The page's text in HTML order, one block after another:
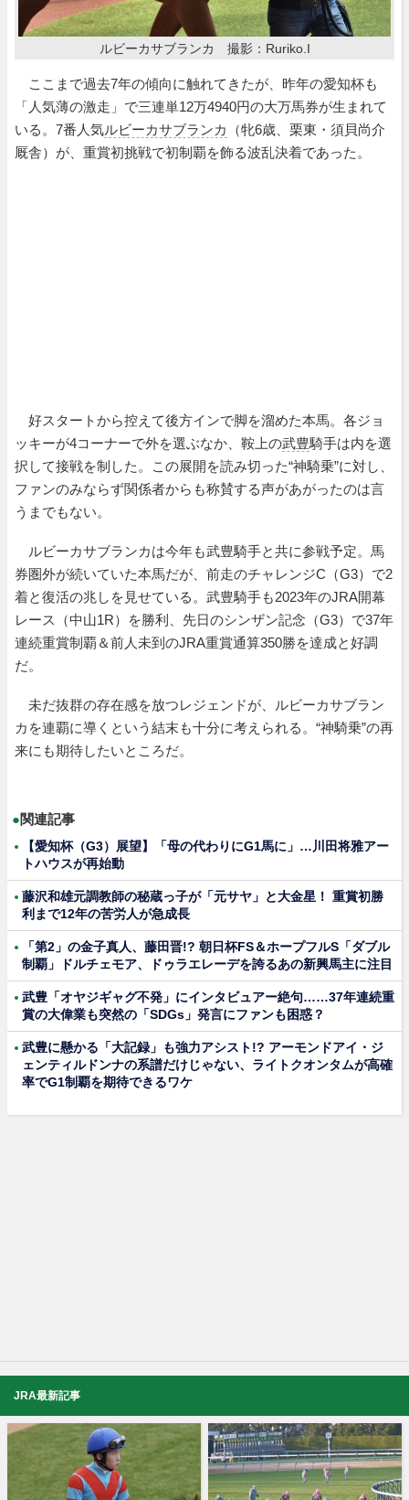
ルビーカサブランカ 撮影：Ruriko.I
ここまで過去7年の傾向に触れてきたが、昨年の愛知杯も
「人気薄の激走」で三連単12万4940円の大万馬券が生まれて
いる。7番人気ルビーカサブランカ
（牝6歳、栗東・須貝尚介
厩舎）が、重賞初挑戦で初制覇を飾る波乱決着であった。
好スタートから控えて後方インで脚を溜めた本馬。各ジョ
ッキーが4コーナーで外を選ぶなか、鞍上の武豊騎手は内を選
択して接戦を制した。この展開を読み切った“神騎乗”に対し、
ファンのみならず関係者からも称賛する声があがったのは言
うまでもない。
ルビーカサブランカは今年も武豊騎手と共に参戦予定。馬
券圏外が続いていた本馬だが、前走のチャレンジC（G3）で2
着と復活の兆しを見せている。武豊騎手も2023年のJRA開幕
レース（中山1R）を勝利、先日のシンザン記念（G3）で37年
連続重賞制覇＆前人未到のJRA重賞通算350勝を達成と好調
だ。
未だ抜群の存在感を放つレジェンドが、ルビーカサブラン
カを連覇に導くという結末も十分に考えられる。“神騎乗”の再
来にも期待したいところだ。
●関連記事
【愛知杯（G3）展望】「母の代わりにG1馬に」…川田将雅アー
トハウスが再始動
藤沢和雄元調教師の秘蔵っ子が「元サヤ」と大金星！ 重賞初勝
利まで12年の苦労人が急成長
「第2」の金子真人、藤田晋!? 朝日杯FS＆ホープフルS「ダブル
制覇」ドルチェモア、ドゥラエレーデを誇るあの新興馬主に注目
武豊「オヤジギャグ不発」にインタビュアー絶句……37年連続重
賞の大偉業も突然の「SDGs」発言にファンも困惑？
武豊に懸かる「大記録」も強力アシスト!? アーモンドアイ・ジ
ェンティルドンナの系譜だけじゃない、ライトクオンタムが高確
率でG1制覇を期待できるワケ
JRA最新記事